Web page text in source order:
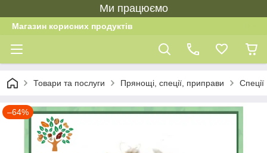
Ми працюємо
Магазин корисних продуктів
Товари та послуги Прянощі, спеції, приправи Спеції
–64%